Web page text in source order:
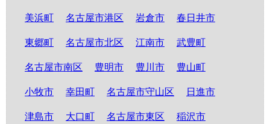
美浜町 名古屋市港区 岩倉市 春日井市
東郷町 名古屋市北区 江南市 武豊町
名古屋市南区 豊明市 豊川市 豊山町
小牧市 幸田町 名古屋市守山区 日進市
津島市 大口町 名古屋市東区 稲沢市